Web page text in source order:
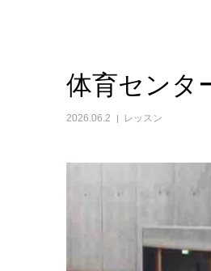
体育センタ
2026.06.2 レッスン